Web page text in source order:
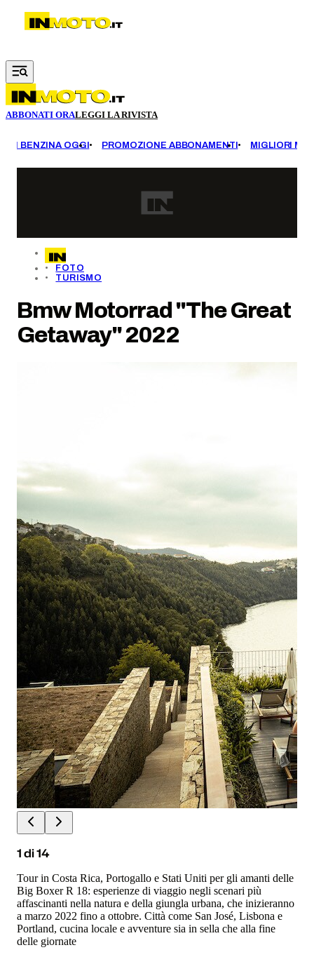
Vai al contenuto principale
ABBONATI ORALEGGI LA RIVISTA
BENZINA OGGI PROMOZIONE ABBONAMENTI MIGLIORI
FOTO
TURISMO
Bmw Motorrad "The Great
Getaway" 2022
1di14
Tour in Costa Rica, Portogallo e Stati Uniti per gli amanti delle
Big Boxer R 18: esperienze di viaggio negli scenari più
affascinanti nella natura e della giungla urbana, che inizieranno
a marzo 2022 fino a ottobre. Città come San José, Lisbona e
Portland, cucina locale e avventure sia in sella che alla fine
delle giornate